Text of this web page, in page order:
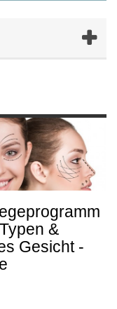
&
Gesicht -